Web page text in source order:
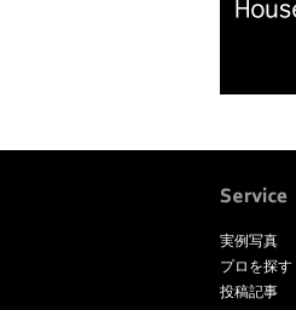
実例写真
プロを探す
投稿記事